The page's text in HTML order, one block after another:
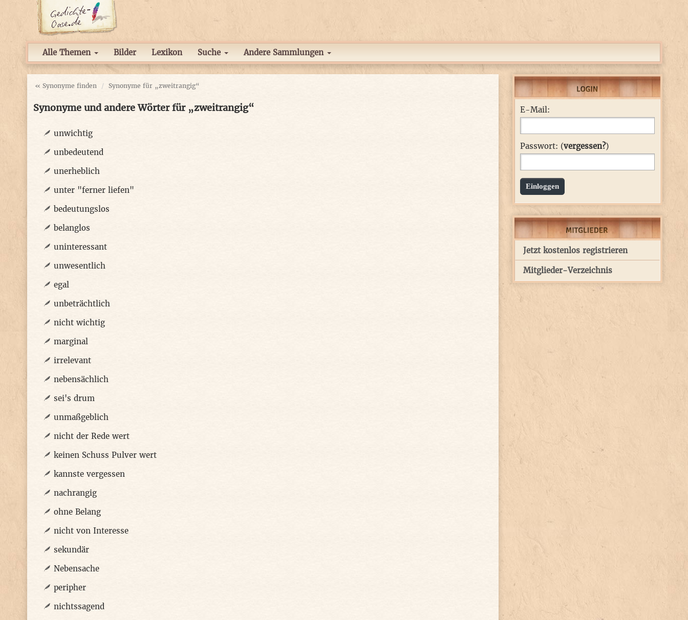
Alle Themen Bilder Lexikon Suche Andere Sammlungen
« Synonyme finden Synonyme für „zweitrangig“
Synonyme und andere Wörter für „zweitrangig“
unwichtig
unbedeutend
unerheblich
unter "ferner liefen"
bedeutungslos
belanglos
uninteressant
unwesentlich
egal
unbeträchtlich
nicht wichtig
marginal
irrelevant
nebensächlich
sei's drum
unmaßgeblich
nicht der Rede wert
keinen Schuss Pulver wert
kannste vergessen
nachrangig
ohne Belang
nicht von Interesse
sekundär
Nebensache
peripher
nichtssagend
E-Mail:
Passwort: (vergessen?)
Einloggen
Jetzt kostenlos registrieren
Mitglieder-Verzeichnis